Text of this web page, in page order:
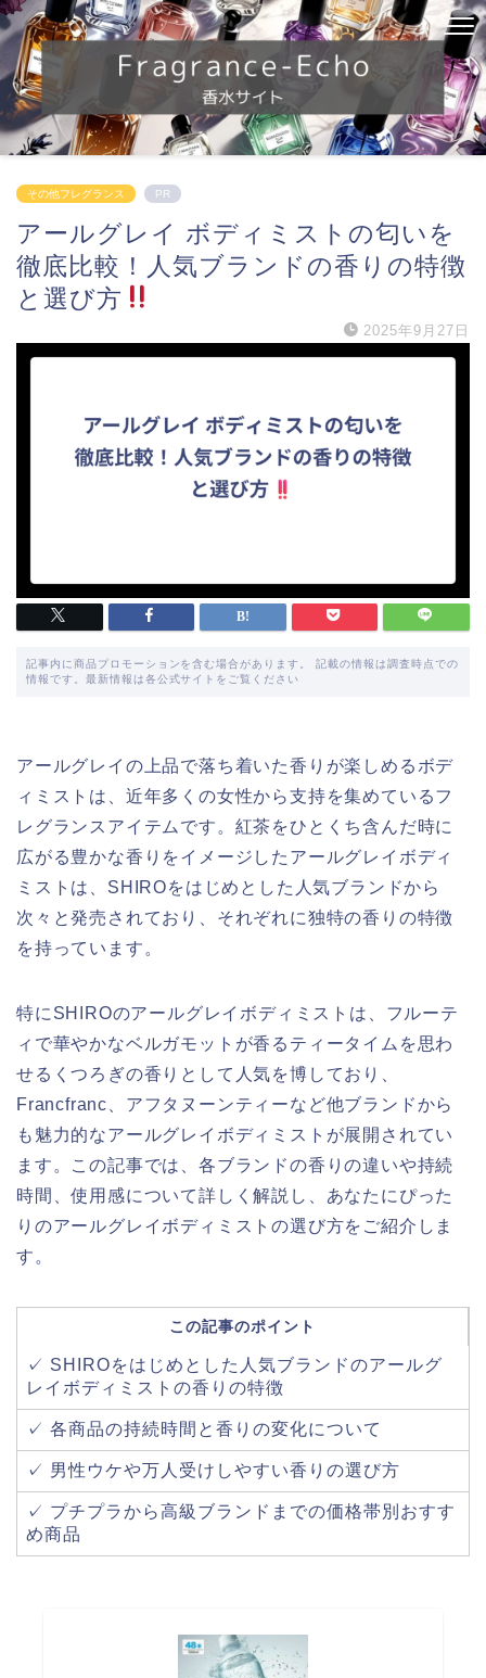
その他フレグランス PR
アールグレイ ボディミストの匂いを
徹底比較！人気ブランドの香りの特徴
と選び方
2025年9月27日
記事内に商品プロモーションを含む場合があります。 記載の情報は調査時点での
情報です。最新情報は各公式サイトをご覧ください
アールグレイの上品で落ち着いた香りが楽しめるボデ
ィミストは、近年多くの女性から支持を集めているフ
レグランスアイテムです。紅茶をひとくち含んだ時に
広がる豊かな香りをイメージしたアールグレイボディ
ミストは、SHIROをはじめとした人気ブランドから
次々と発売されており、それぞれに独特の香りの特徴
を持っています。
特にSHIROのアールグレイボディミストは、フルーテ
ィで華やかなベルガモットが香るティータイムを思わ
せるくつろぎの香りとして人気を博しており、
Francfranc、アフタヌーンティーなど他ブランドから
も魅力的なアールグレイボディミストが展開されてい
ます。この記事では、各ブランドの香りの違いや持続
時間、使用感について詳しく解説し、あなたにぴった
りのアールグレイボディミストの選び方をご紹介しま
す。
この記事のポイント
✓ SHIROをはじめとした人気ブランドのアールグ
レイボディミストの香りの特徴
✓ 各商品の持続時間と香りの変化について
✓ 男性ウケや万人受けしやすい香りの選び方
✓ プチプラから高級ブランドまでの価格帯別おすす
め商品